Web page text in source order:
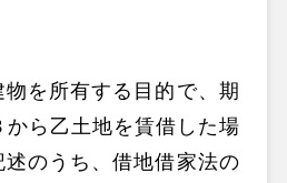
物を所有する目的で、期
から乙土地を賃借した場
のうち、借地借家法の